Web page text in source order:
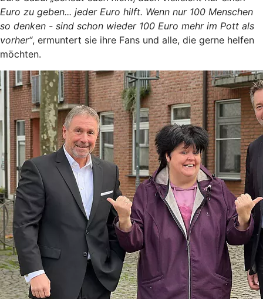
Euro zu geben... jeder Euro hilft. Wenn nur 100 Menschen
so denken - sind schon wieder 100 Euro mehr im Pott als
vorher“, ermuntert sie ihre Fans und alle, die gerne helfen
möchten.